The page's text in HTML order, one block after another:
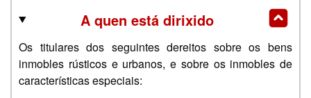
A quen está dirixido
Os titulares dos seguintes dereitos sobre os bens
inmobles rústicos e urbanos, e sobre os inmobles de
características especiais: